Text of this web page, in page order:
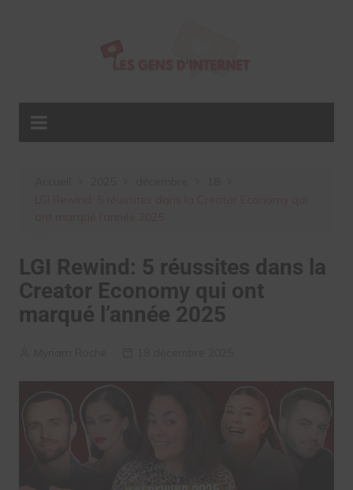
LGI Rewind: 5 réussites dans la
Creator Economy qui ont
marqué l’année 2025